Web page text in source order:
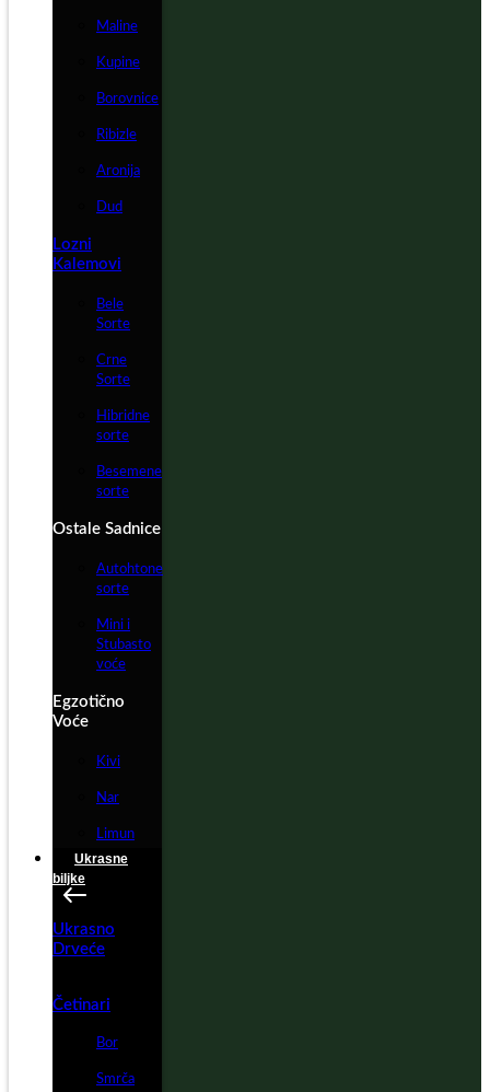
Maline
Kupine
Borovnice
Ribizle
Aronija
Dud
Lozni
Kalemovi
Bele
Sorte
Crne
Sorte
Hibridne
sorte
Besemene
sorte
Ostale Sadnice
Autohtone
sorte
Mini i
Stubasto
voće
Egzotično
Voće
Kivi
Nar
Limun
Ukrasne
biljke
Ukrasno
Drveće
Četinari
Bor
Smrča